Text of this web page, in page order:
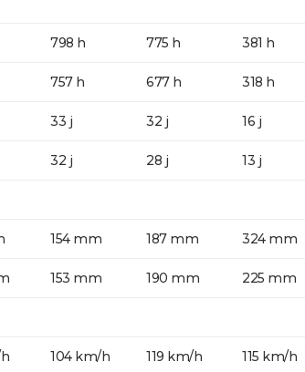
798 h 775 h 381 h
757 h 677 h 318 h
33 j 32 j 16 j
32 j 28 j 13 j
154 mm 187 mm 324 mm
153 mm 190 mm 225 mm
104 km/h 119 km/h 115 km/h